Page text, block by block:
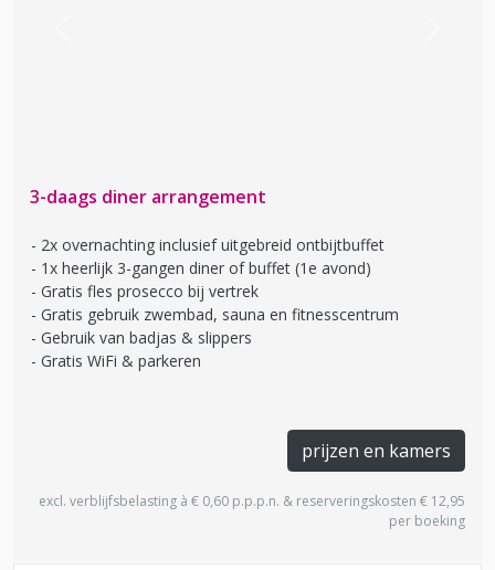
3-daags diner arrangement
2x overnachting inclusief uitgebreid ontbijtbuffet
1x heerlijk 3-gangen diner of buffet (1e avond)
Gratis fles prosecco bij vertrek
Gratis gebruik zwembad, sauna en fitnesscentrum
Gebruik van badjas & slippers
Gratis WiFi & parkeren
prijzen en kamers
excl. verblijfsbelasting à € 0,60 p.p.p.n. & reserveringskosten € 12,95
per boeking